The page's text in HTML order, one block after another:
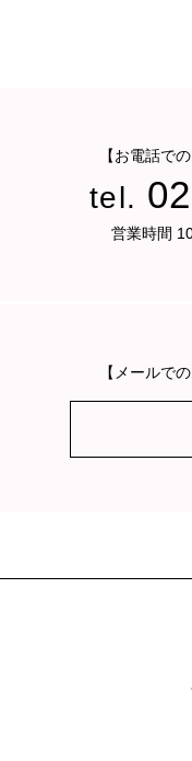
【お電話で
tel.
営業時間
【メールで